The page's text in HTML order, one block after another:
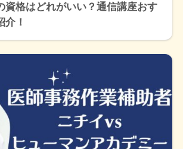
資格はどれがいい？通信講座おす
！